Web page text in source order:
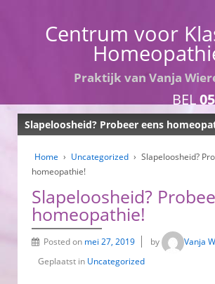
Centrum voor
Praktijk van Vanja
BEL
Slapeloosheid? Probeer eens
Home › Uncategorized › Slapeloosheid?
homeopathie!
Slapeloosheid?
homeopathie!
Posted on mei 27, 2019 by
Vanja
Geplaatst in Uncategorized